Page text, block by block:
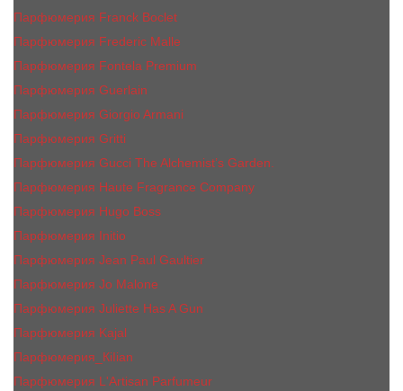
Парфюмерия Franck Boclet
Парфюмерия Frеderic Mаlle
Парфюмерия Fontela Premium
Парфюмерия Guerlain
Парфюмерия Giorgio Armani
Парфюмерия Gritti
Парфюмерия Gucci The Alchemist’s Garden.
Парфюмерия Haute Fragrance Company
Парфюмерия Hugo Boss
Парфюмерия Initio
Парфюмерия Jean Paul Gaultier
Парфюмерия Jо Malоnе
Парфюмерия Juliette Has A Gun
Парфюмерия Kajal
Парфюмерия_КiIiаn
Парфюмерия L'Artisan Parfumeur